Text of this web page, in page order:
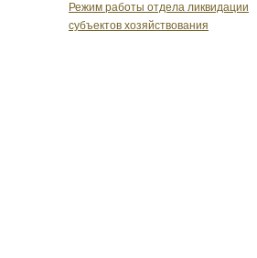
Режим работы отдела ликвидации
субъектов хозяйствования